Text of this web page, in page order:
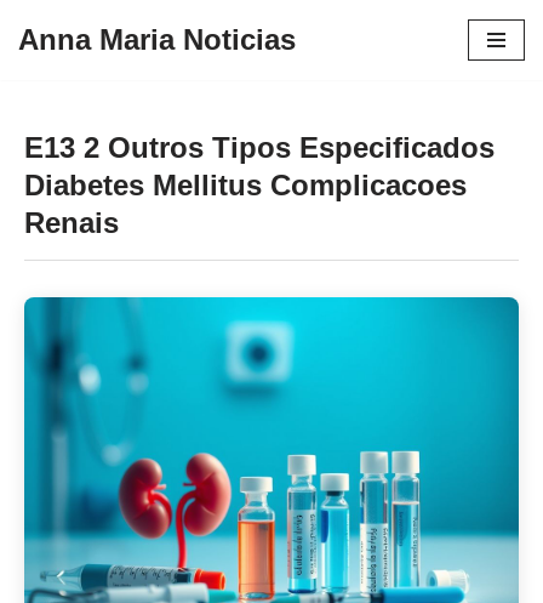
conteúdo
Anna Maria Noticias
E13 2 Outros Tipos Especificados
Diabetes Mellitus Complicacoes
Renais